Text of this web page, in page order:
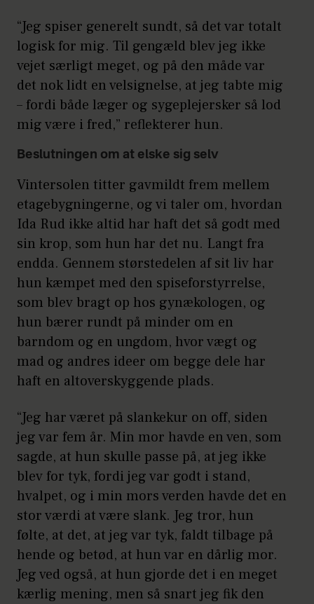
“Jeg spiser generelt sundt, så det var totalt
logisk for mig. Til gengæld blev jeg ikke
vejet særligt meget, og på den måde var
det nok lidt en velsignelse, at jeg tabte mig
– fordi både læger og sygeplejersker så lod
mig være i fred,” reflekterer hun.
Beslutningen om at elske sig selv
Vintersolen titter gavmildt frem mellem
etagebygningerne, og vi taler om, hvordan
Ida Rud ikke altid har haft det så godt med
sin krop, som hun har det nu. Langt fra
endda. Gennem størstedelen af sit liv har
hun kæmpet med den spiseforstyrrelse,
som blev bragt op hos gynækologen, og
hun bærer rundt på minder om en
barndom og en ungdom, hvor vægt og
mad og andres ideer om begge dele har
haft en altoverskyggende plads.
“Jeg har været på slankekur on off, siden
jeg var fem år. Min mor havde en ven, som
sagde, at hun skulle passe på, at jeg ikke
blev for tyk, fordi jeg var godt i stand,
hvalpet, og i min mors verden havde det en
stor værdi at være slank. Jeg tror, hun
følte, at det, at jeg var tyk, faldt tilbage på
hende og betød, at hun var en dårlig mor.
Jeg ved også, at hun gjorde det i en meget
kærlig mening, men så snart jeg fik den